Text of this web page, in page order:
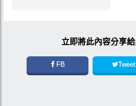
立即將此內容分享
FB Tweet